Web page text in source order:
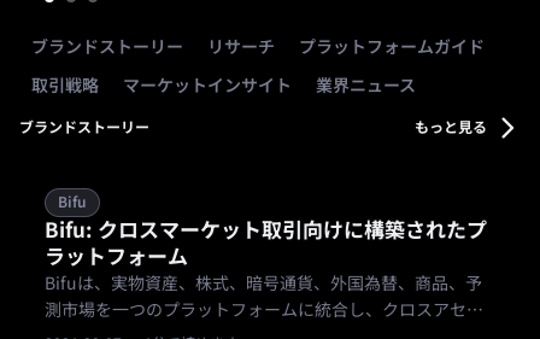
ブランドストーリー リサーチ
プラットフォームガイド
取引戦略
マーケットインサイト 業界ニュース
ブランドストーリー もっと見る
Bifu
Bifu: クロスマーケット取引向けに構築されたプ
ラットフォーム
Bifuは、実物資産、株式、暗号通貨、外国為替、商品、予
測市場を一つのプラットフォームに統合し、クロスアセッ